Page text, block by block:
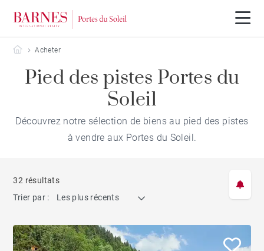
Barnes Portes du Soleil
Acheter
Pied des pistes Portes du
Soleil
Découvrez notre sélection de biens au pied des pistes
à vendre aux Portes du Soleil.
32 résultats
Trier par :
Les plus récents